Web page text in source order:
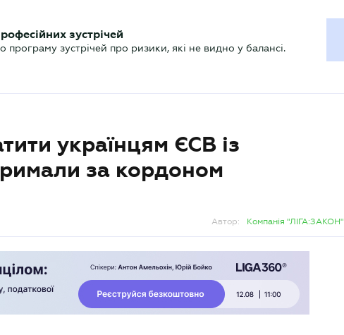
Актуально
зустрічей
зустрічей про ризики, які не видно у балансі.
українцям ЄСВ із
за кордоном
Автор: Компанія "ЛІГА:ЗАКОН"